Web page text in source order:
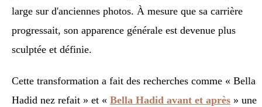
large sur d'anciennes photos. À mesure que sa carrière
progressait, son apparence générale est devenue plus
sculptée et définie.
Cette transformation a fait des recherches comme « Bella
Hadid nez refait » et « Bella Hadid avant et après » une